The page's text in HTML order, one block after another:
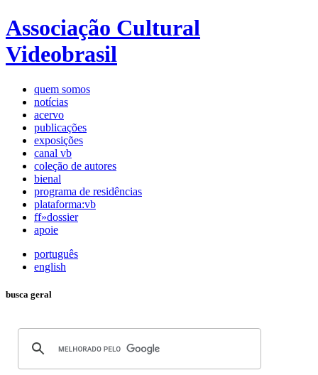
Associação Cultural
Videobrasil
quem somos
notícias
acervo
publicações
exposições
canal vb
coleção de autores
bienal
programa de residências
plataforma:vb
ff»dossier
apoie
português
english
busca geral